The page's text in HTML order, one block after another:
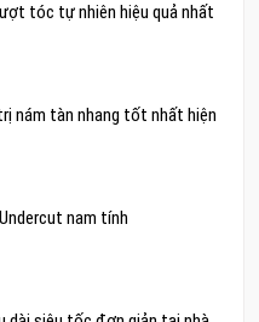
tóc tự nhiên hiệu quả nhất
nám tàn nhang tốt nhất hiện
nam tính